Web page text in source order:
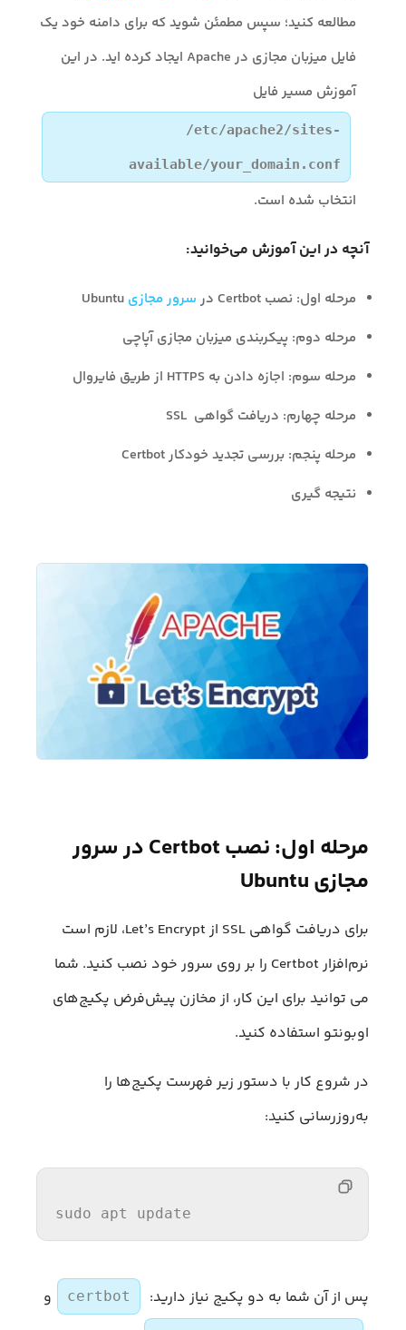
مطالعه کنید؛ سپس مطمئن شوید که برای دامنه خود یک
فایل میزبان مجازی در Apache ایجاد کرده اید. در این
آموزش مسیر فایل
/etc/apache2/sites-
available/your_domain.conf
انتخاب شده است.
آنچه در این آموزش می‌خوانید:
مرحله اول: نصب Certbot در سرور مجازی
مرحله دوم: پیکربندی میزبان مجازی آپاچی
مرحله سوم: اجازه دادن به HTTPS از طریق فایروال
مرحله چهارم: دریافت گواهی SSL
مرحله پنجم: بررسی تجدید خودکار Certbot
نتیجه گیری
مرحله اول: نصب Certbot در سرور
مجازی Ubuntu
برای دریافت گواهی SSL از Let’s Encrypt، لازم است
نرم‌افزار Certbot را بر روی سرور خود نصب کنید. شما
می توانید برای این کار، از مخازن پیش‌فرض پکیج‌های
اوبونتو استفاده کنید.
در شروع کار با دستور زیر فهرست پکیج‌ها را
به‌روزرسانی کنید:
sudo apt update
پس از آن شما به دو پکیج نیاز دارید: certbot و